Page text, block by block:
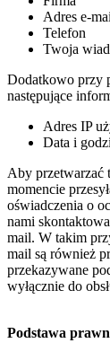
Adres e-
Telefon
Twoja
Dodatkowo przy
następujące
Adres IP
Data i
Aby przetwarzać
momencie
oświadczenia o
nami
mail. W takim
mail są również
przekazywane
wyłącznie do
Podstawa